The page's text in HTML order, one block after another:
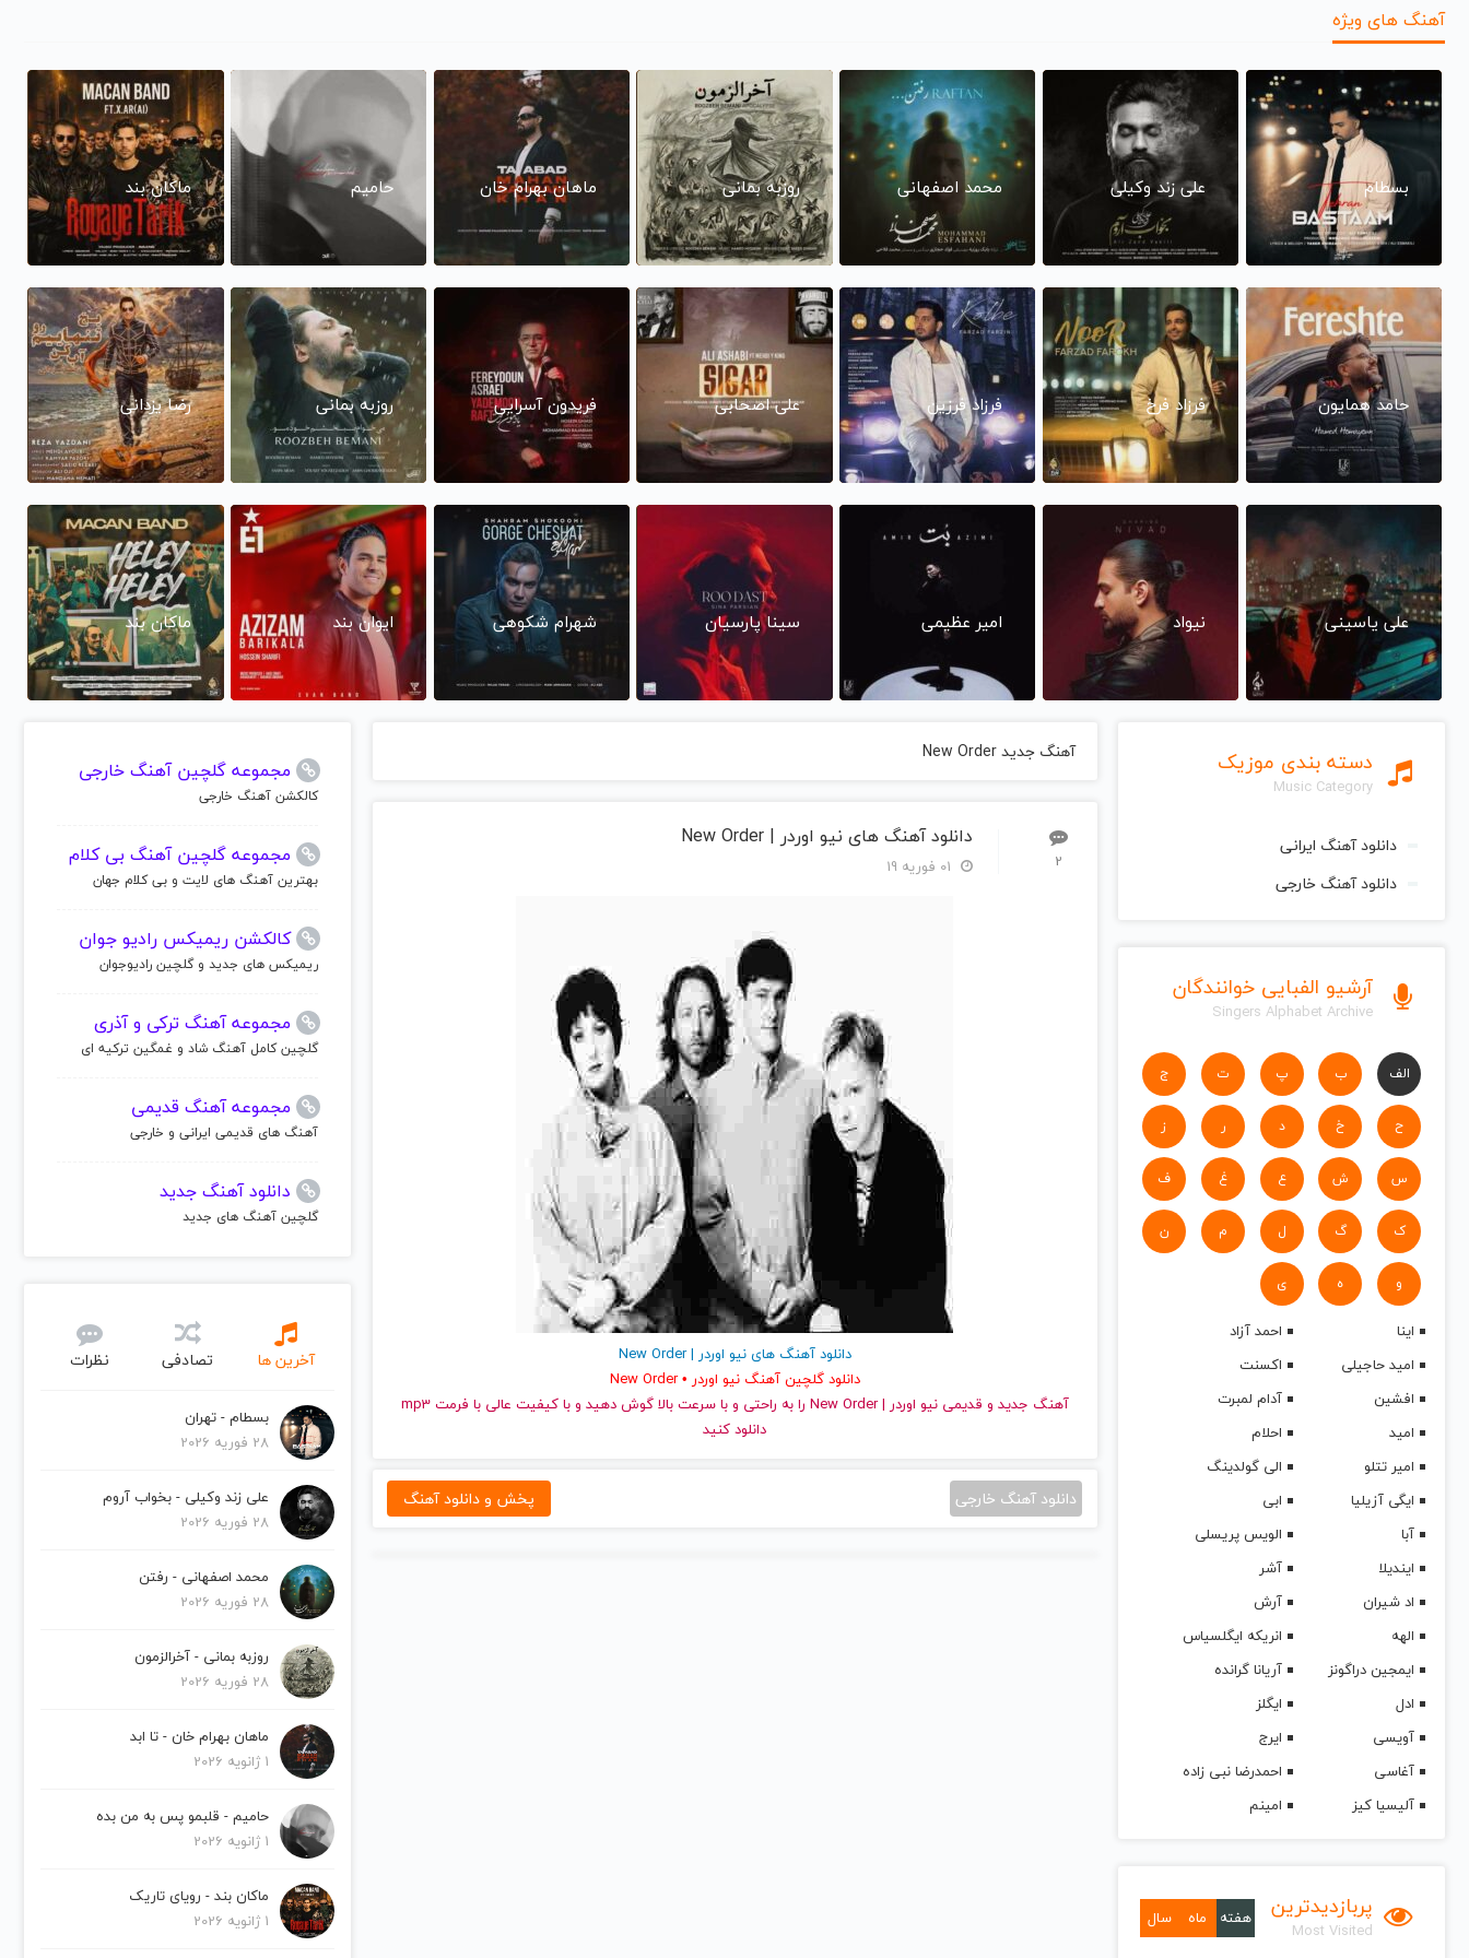
آهنگ های ویژه
بسطام علی زند وکیلی محمد اصفهانی روزبه بمانی ماهان بهرام خان حامیم ماکان بند
حامد همایون فرزاد فرخ فرزاد فرزین علی اصحابی فریدون آسرایی روزبه بمانی رضا یزدانی
علی یاسینی نیواد امیر عظیمی سینا پارسیان شهرام شکوهی ایوان بند ماکان بند
دسته بندی موزیک
Music Category
دانلود آهنگ ایرانی
دانلود آهنگ خارجی
آرشیو الفبایی خوانندگان
Singers Alphabet Archive
الف ب پ ت ج
ح خ د ر ز
س ش ع غ ف
ک گ ل م ن
و ه ی
اینا
احمد آزاد
امید حاجیلی
اکسنت
افشین
آدام لمبرت
امید
احلام
امیر تتلو
الی گولدینگ
ایگی آزیلیا
ابی
آبا
الویس پریسلی
ایندیلا
آشر
اد شیران
آرش
الهه
انریکه ایگلسیاس
ایمجین دراگونز
آریانا گرانده
ادل
ایگلز
آویسی
ایرج
آغاسی
احمدرضا نبی زاده
آلیسیا کیز
امینم
پربازدیدترین
Most Visited
هفته ماه سال
آهنگ جدید New Order
2
دانلود آهنگ های نیو اوردر | New Order
دانلود آهنگ های نیو اوردر | New Order
دانلود گلچین آهنگ نیو اوردر • New Order
آهنگ جدید
و قدیمی نیو اوردر | New Order را به راحتی و با سرعت بالا گوش دهید و با کیفیت عالی با فرمت mp3
دانلود کنید
دانلود آهنگ خارجی پخش و دانلود آهنگ
مجموعه گلچین آهنگ خارجی
کالکشن آهنگ خارجی
مجموعه گلچین آهنگ بی کلام
بهترین آهنگ های لایت و بی کلام جهان
کالکشن ریمیکس رادیو جوان
ریمیکس های جدید و گلچین رادیوجوان
مجموعه آهنگ ترکی و آذری
گلچین کامل آهنگ شاد و غمگین ترکیه ای
مجموعه آهنگ قدیمی
آهنگ های قدیمی ایرانی و خارجی
دانلود آهنگ جدید
گلچین آهنگ های جدید
آخرین ها تصادفی نظرات
بسطام - تهران
28 فوریه 2026
علی زند وکیلی - بخواب آروم
28 فوریه 2026
محمد اصفهانی - رفتن
28 فوریه 2026
روزبه بمانی - آخرالزمون
28 فوریه 2026
ماهان بهرام خان - تا ابد
1 ژانویه 2026
حامیم - قلبمو پس به من بده
1 ژانویه 2026
ماکان بند - رویای تاریک
1 ژانویه 2026